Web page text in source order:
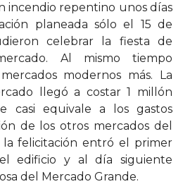
incendio repentino unos días
planeada sólo el 15 de
celebrar la fiesta de
Al mismo tiempo
modernos más. La
llegó a costar 1 millón
casi equivale a los gastos
de los otros mercados del
felicitación entró el primer
edificio y al día siguiente
del Mercado Grande.